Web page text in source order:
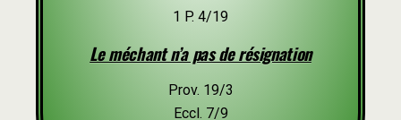
1 P. 4/19
Le méchant n’a pas de résignation
Prov. 19/3
Eccl. 7/9